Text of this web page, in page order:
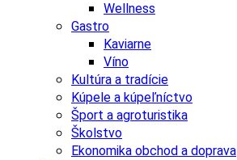
Wellness
Gastro
Kaviarne
Víno
Kultúra a tradície
Kúpele a kúpeľníctvo
Šport a agroturistika
Školstvo
Ekonomika obchod a doprava